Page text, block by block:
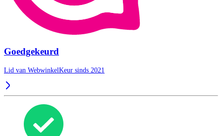
Goedgekeurd
Lid van WebwinkelKeur sinds 2021